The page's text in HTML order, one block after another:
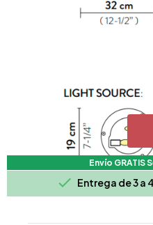
Envío GRATIS
 Entrega de 3 a